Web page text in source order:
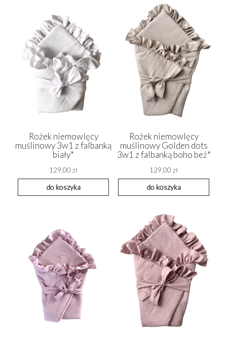
Rożek niemowlęcy
muślinowy 3w1 z falbanką
biały*
129,00 zł
do koszyka
Rożek niemowlęcy
muślinowy Golden dots
3w1 z falbanką boho beż*
129,00 zł
do koszyka